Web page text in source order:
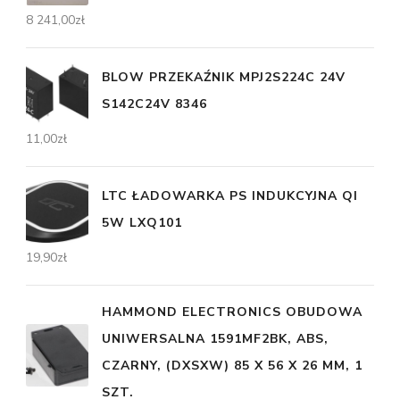
8 241,00zł
BLOW PRZEKAŹNIK MPJ2S224C 24V
S142C24V 8346
11,00zł
LTC ŁADOWARKA PS INDUKCYJNA QI
5W LXQ101
19,90zł
HAMMOND ELECTRONICS OBUDOWA
UNIWERSALNA 1591MF2BK, ABS,
CZARNY, (DXSXW) 85 X 56 X 26 MM, 1
SZT.